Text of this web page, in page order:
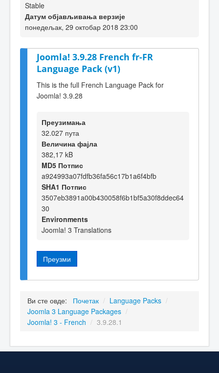
Stable
Датум објављивања верзије
понедељак, 29 октобар 2018 23:00
Joomla! 3.9.28 French fr-FR
Language Pack (v1)
This is the full French Language Pack for
Joomla! 3.9.28
Преузимања
32.027 пута
Величина фајла
382,17 kB
MD5 Потпис
a924993a07fdfb36fa56c17b1a6f4bfb
SHA1 Потпис
3507eb3891a00b430058f6b1bf5a30f8ddec64
30
Environments
Joomla! 3 Translations
Преузми
Ви сте овде: Почетак / Language Packs /
Joomla 3 Language Packages /
Joomla! 3 - French / 3.9.28.1